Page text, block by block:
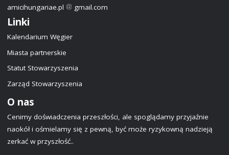
amicihungariae.pl
gmail.com
Linki
Kalendarium Węgier
Miasta partnerskie
Statut Stowarzyszenia
Zarząd Stowarzyszenia
O nas
Cenimy doświadczenia przeszłości, ale spoglądamy przyjaźnie
naokół i ośmielamy się z pewną, być może ryzykowną nadzieją
zerkać w przyszłość..